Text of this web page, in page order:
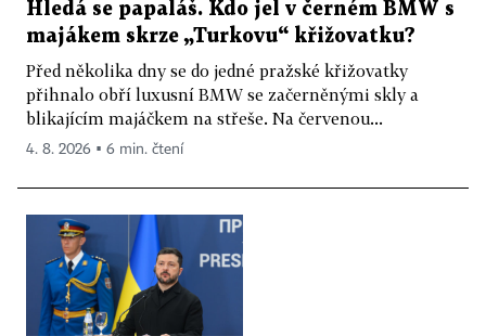
Hledá se papaláš. Kdo jel v černém BMW s
majákem skrze „Turkovu“ křižovatku?
Před několika dny se do jedné pražské křižovatky
přihnalo obří luxusní BMW se začerněnými skly a
blikajícím majáčkem na střeše. Na červenou...
4. 8. 2026 ▪ 6 min. čtení